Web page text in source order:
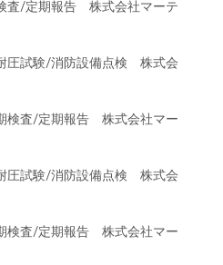
査/定期報告 株式会社マーテ
圧試験/消防設備点検 株式会
検査/定期報告 株式会社マー
圧試験/消防設備点検 株式会
検査/定期報告 株式会社マー